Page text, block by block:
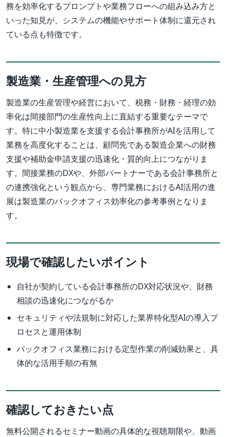
務を効率化するプロンプトや業務フローへの組み込み方と
いった知見が、システムの機能やサポート体制に還元され
ている点も特徴です。
製造業・生産管理への見方
製造業の生産管理や経営において、税務・財務・経理の効
率化は間接部門の生産性向上に直結する重要なテーマで
す。特に中小製造業を支援する会計事務所がAIを活用して
業務を高度化することは、顧問先である製造企業への財務
支援や補助金申請支援の迅速化・質的向上につながりま
す。間接業務のDXや、外部パートナーである会計事務所と
の連携強化という観点から、専門業務におけるAI活用の進
展は製造業のバックオフィス効率化の参考事例となりま
す。
現場で確認したいポイント
自社が契約している会計事務所のDX対応状況や、財務
相談の迅速化につながるか
セキュリティや法規制に対応した業界特化型AIの導入プ
ロセスと運用体制
バックオフィス業務における定型作業の削減効果と、具
体的な活用手順の有無
確認しておきたい点
無料公開されるセミナー動画の具体的な視聴期限や、動画